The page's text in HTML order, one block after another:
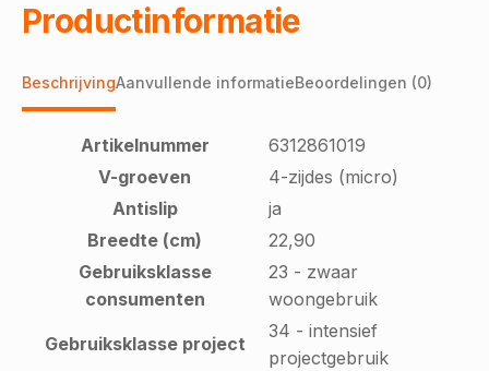
Productinformatie
BeschrijvingAanvullende informatieBeoordelingen (0)
Artikelnummer
6312861019
V-groeven
4-zijdes (micro)
Antislip
ja
Breedte (cm)
22,90
Gebruiksklasse
consumenten
23 - zwaar
woongebruik
Gebruiksklasse project
34 - intensief
projectgebruik